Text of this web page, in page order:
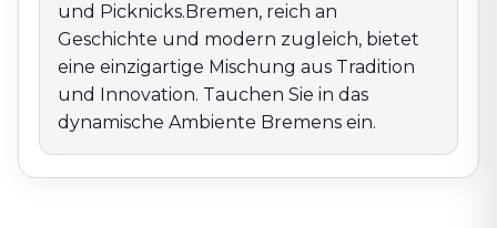
und Picknicks.Bremen, reich an
Geschichte und modern zugleich, bietet
eine einzigartige Mischung aus Tradition
und Innovation. Tauchen Sie in das
dynamische Ambiente Bremens ein.